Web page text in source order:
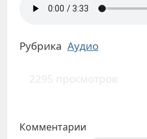
Рубрика Аудио
2295 просмотров
Комментарии